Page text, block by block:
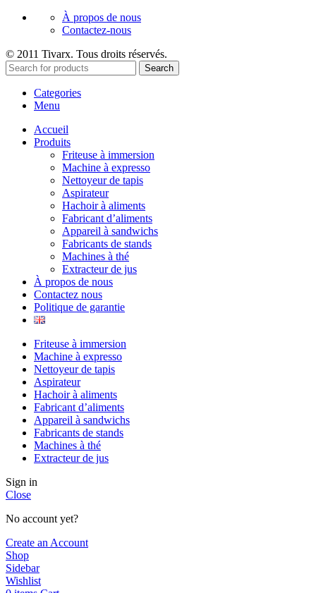
À propos de nous
Contactez-nous
© 2011 Tivarx. Tous droits réservés.
Search
Categories
Menu
Accueil
Produits
Friteuse à immersion
Machine à expresso
Nettoyeur de tapis
Aspirateur
Hachoir à aliments
Fabricant d’aliments
Appareil à sandwichs
Fabricants de stands
Machines à thé
Extracteur de jus
À propos de nous
Contactez nous
Politique de garantie
Friteuse à immersion
Machine à expresso
Nettoyeur de tapis
Aspirateur
Hachoir à aliments
Fabricant d’aliments
Appareil à sandwichs
Fabricants de stands
Machines à thé
Extracteur de jus
Sign in
Close
No account yet?
Create an Account
Shop
Sidebar
Wishlist